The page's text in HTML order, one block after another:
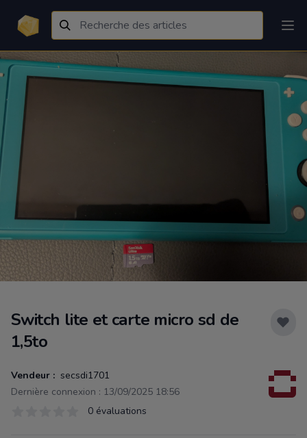
Switch lite et carte micro sd de
1,5to
Vendeur : secsdi1701
Dernière connexion : 13/09/2025 18:56
0 évaluations